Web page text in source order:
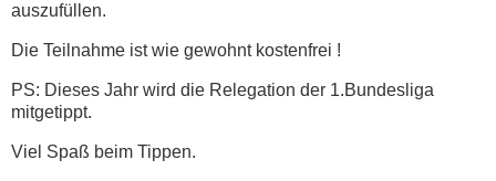
auszufüllen.
Die Teilnahme ist wie gewohnt kostenfrei !
PS: Dieses Jahr wird die Relegation der 1.Bundesliga
mitgetippt.
Viel Spaß beim Tippen.